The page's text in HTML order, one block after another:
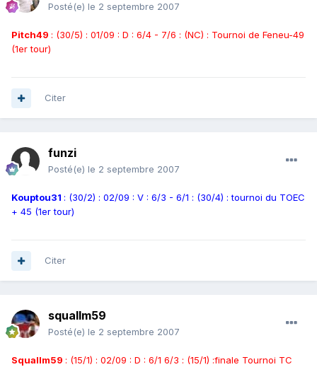
Posté(e) le 2 septembre 2007
Pitch49 : (30/5) : 01/09 : D : 6/4 - 7/6 : (NC) : Tournoi de Feneu-49
(1er tour)
Citer
funzi
Posté(e) le 2 septembre 2007
Kouptou31 : (30/2) : 02/09 : V : 6/3 - 6/1 : (30/4) : tournoi du TOEC
+ 45 (1er tour)
Citer
squallm59
Posté(e) le 2 septembre 2007
Squallm59 : (15/1) : 02/09 : D : 6/1 6/3 : (15/1) :finale Tournoi TC